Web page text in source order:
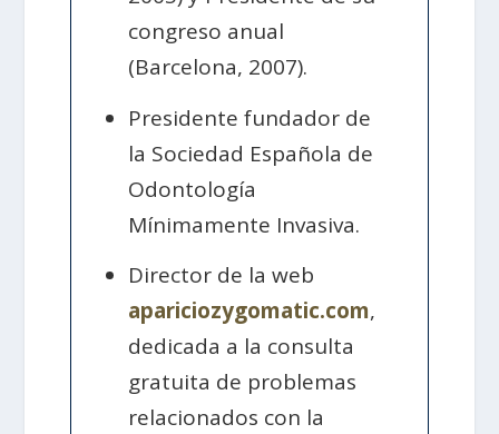
congreso anual
(Barcelona, 2007).
Presidente fundador de
la Sociedad Española de
Odontología
Mínimamente Invasiva.
Director de la web
apariciozygomatic.com,
dedicada a la consulta
gratuita de problemas
relacionados con la